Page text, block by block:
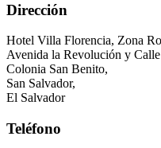
Dirección
Hotel Villa Florencia, Zona
Avenida la Revolución y
Colonia San Benito,
San Salvador,
El Salvador
Teléfono